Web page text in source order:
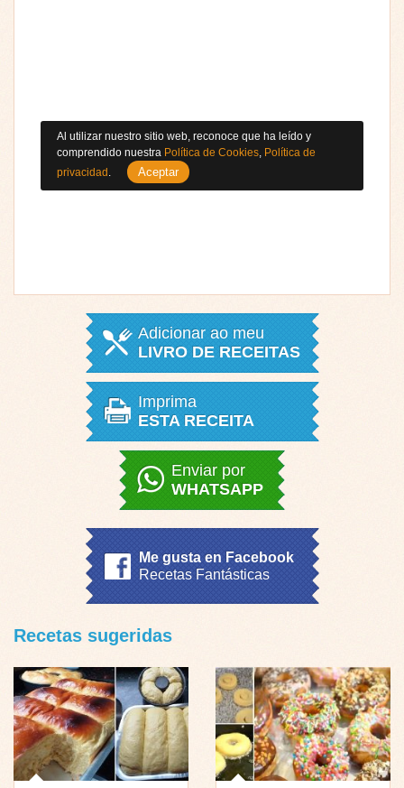
Adicionar ao meu
LIVRO DE RECEITAS
Imprima
ESTA RECEITA
Enviar por
WHATSAPP
Me gusta en Facebook
Recetas Fantásticas
Recetas sugeridas
Al utilizar nuestro sitio web, reconoce que ha leído y
comprendido nuestra Política de Cookies, Política de
privacidad . Aceptar